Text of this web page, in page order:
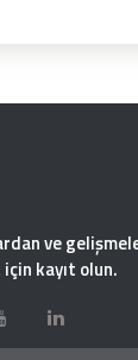
ve
kayıt olun.